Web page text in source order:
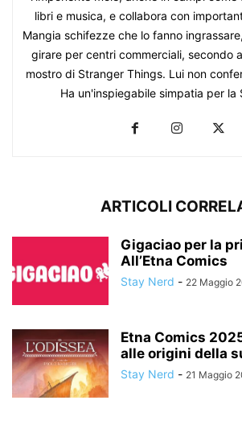
libri e musica, e collabora con
Mangia schifezze che lo fanno
girare per centri commerciali, secondo
mostro di Stranger Things. Lui non
Ha un'inspiegabile simpatia per la
ARTICOLI
Gigaciao per la
All’Etna Comics
Stay Nerd - 22 Maggio
Etna Comics
alle origini della
Stay Nerd - 21 Maggio